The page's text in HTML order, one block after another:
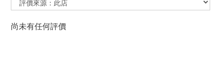
尚未有任何評價